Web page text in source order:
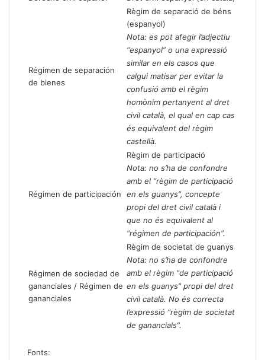
Régimen de separación
de bienes
Règim de separació de béns
(espanyol)
Nota: es pot afegir l’adjectiu
“espanyol” o una expressió
similar en els casos que
calgui matisar per evitar la
confusió amb el règim
homònim pertanyent al dret
civil català, el qual en cap cas
és equivalent del règim
castellà.
Régimen de participación
Règim de participació
Nota: no s’ha de confondre
amb el “règim de participació
en els guanys”, concepte
propi del dret civil català i
que no és equivalent al
“régimen de participación”.
Régimen de sociedad de
gananciales / Régimen de
gananciales
Règim de societat de guanys
Nota: no s’ha de confondre
amb el règim “de participació
en els guanys” propi del dret
civil català. No és correcta
l’expressió “règim de societat
de ganancials”.
Fonts: